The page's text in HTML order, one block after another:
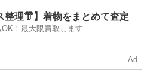
整理👘】着物をまとめて査定
！最大限買取します
Ad